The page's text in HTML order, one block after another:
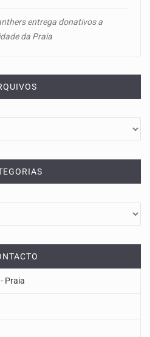
entrega donativos a
da Praia
Praia